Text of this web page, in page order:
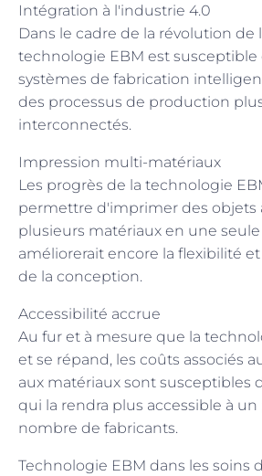
Intégration à l'industrie 4.0
Dans le cadre de la révolution de
technologie EBM est susceptible
systèmes de fabrication
des processus de production
interconnectés.
Impression multi-matériaux
Les progrès de la technologie
permettre d'imprimer des objets
plusieurs matériaux en une seule
améliorerait encore la flexibilité
de la conception.
Accessibilité accrue
Au fur et à mesure que la
et se répand, les coûts associés
aux matériaux sont susceptibles
qui la rendra plus accessible à un
nombre de fabricants.
Technologie EBM dans les soins